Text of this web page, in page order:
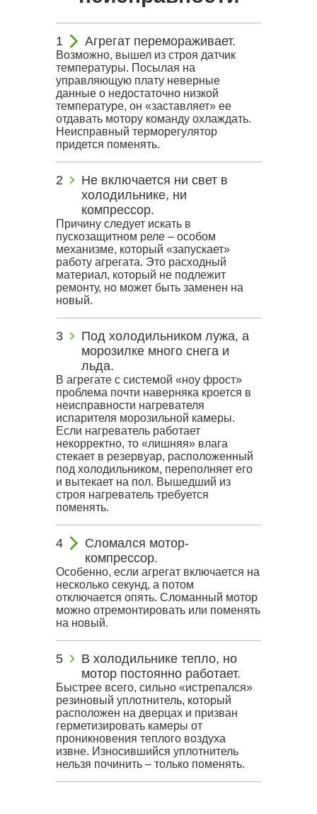
Агрегат перемораживает.
Возможно, вышел из строя датчик
температуры. Посылая на
управляющую плату неверные
данные о недостаточно низкой
температуре, он «заставляет» ее
отдавать мотору команду охлаждать.
Неисправный терморегулятор
придется поменять.
Не включается ни свет в
холодильнике, ни
компрессор.
Причину следует искать в
пускозащитном реле – особом
механизме, который «запускает»
работу агрегата. Это расходный
материал, который не подлежит
ремонту, но может быть заменен на
новый.
Под холодильником лужа, а
морозилке много снега и
льда.
В агрегате с системой «ноу фрост»
проблема почти наверняка кроется в
неисправности нагревателя
испарителя морозильной камеры.
Если нагреватель работает
некорректно, то «лишняя» влага
стекает в резервуар, расположенный
под холодильником, переполняет его
и вытекает на пол. Вышедший из
строя нагреватель требуется
поменять.
Сломался мотор-
компрессор.
Особенно, если агрегат включается на
несколько секунд, а потом
отключается опять. Сломанный мотор
можно отремонтировать или поменять
на новый.
В холодильнике тепло, но
мотор постоянно работает.
Быстрее всего, сильно «истрепался»
резиновый уплотнитель, который
расположен на дверцах и призван
герметизировать камеры от
проникновения теплого воздуха
извне. Износившийся уплотнитель
нельзя починить – только поменять.